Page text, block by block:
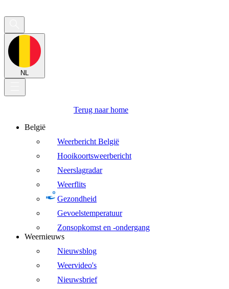
NL
Terug naar home
België
Weerbericht België
Hooikoortsweerbericht
Neerslagradar
Weerflits
Gezondheid
Gevoelstemperatuur
Zonsopkomst en -ondergang
Weernieuws
Nieuwsblog
Weervideo's
Nieuwsbrief